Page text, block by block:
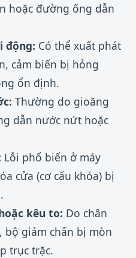
hoặc đường ống dẫn
động: Có thể xuất phát
cảm biến bị hỏng
ổn định.
Thường do gioăng
dẫn nước nứt hoặc
Lỗi phổ biến ở máy
cửa (cơ cấu khóa) bị
kêu to: Do chân
bộ giảm chấn bị mòn
trục trặc.